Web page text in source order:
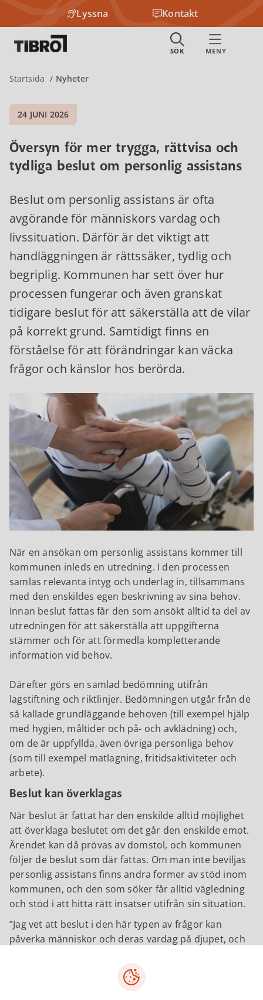
Lyssna Kontakt
Startsida Nyheter
24 JUNI 2026
Översyn för mer trygga, rättvisa och
tydliga beslut om personlig assistans
Beslut om personlig assistans är ofta
avgörande för människors vardag och
livssituation. Därför är det viktigt att
handläggningen är rättssäker, tydlig och
begriplig. Kommunen har sett över hur
processen fungerar och även granskat
tidigare beslut för att säkerställa att de vilar
på korrekt grund. Samtidigt finns en
förståelse för att förändringar kan väcka
frågor och känslor hos berörda.
När en ansökan om personlig assistans kommer till
kommunen inleds en utredning. I den processen
samlas relevanta intyg och underlag in, tillsammans
med den enskildes egen beskrivning av sina behov.
Innan beslut fattas får den som ansökt alltid ta del av
utredningen för att säkerställa att uppgifterna
stämmer och för att förmedla kompletterande
information vid behov.
Därefter görs en samlad bedömning utifrån
lagstiftning och riktlinjer. Bedömningen utgår från de
så kallade grundläggande behoven (till exempel hjälp
med hygien, måltider och på- och avklädning) och,
om de är uppfyllda, även övriga personliga behov
(som till exempel matlagning, fritidsaktiviteter och
arbete).
Beslut kan överklagas
När beslut är fattat har den enskilde alltid möjlighet
att överklaga beslutet om det går den enskilde emot.
Ärendet kan då prövas av domstol, och kommunen
följer de beslut som där fattas. Om man inte beviljas
personlig assistans finns andra former av stöd inom
kommunen, och den som söker får alltid vägledning
och stöd i att hitta rätt insatser utifrån sin situation.
Jag vet att beslut i den här typen av frågor kan
påverka människor och deras vardag på djupet, och
Samtidigt är vårt uppdrag att fatta rättvisa och
rättssäkra beslut utifrån de lagar och regler vi har att